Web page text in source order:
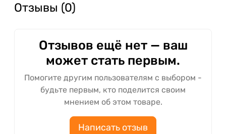
Отзывы (0)
Отзывов ещё нет — ваш
может стать первым.
Помогите другим пользователям с выбором -
будьте первым, кто поделится своим
мнением об этом товаре.
Написать отзыв